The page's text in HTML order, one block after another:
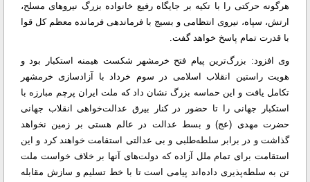
هرگونه حرکتی را با تکیه بر جایگاه رفیع خانواده بزرگ نیروهای مسلح،
ارتش، سپاه، نیروی انتظامی و بسیج با فرماندهی فرمانده معظم کل قوا
با قدرت تمام پاسخ خواهد گفت.
وی افزود: بزرگ‌ترین پیام فتح خرمشهر شکست هیمنه استکبار بود و
هویت راستین انقلاب اسلامی در سوم خرداد با آزادسازی خرمشهر
تکامل یافت و این حماسه بزرگ نشان داد که ملت ایران پرچم مبارزه با
استکبار جهانی را تا حضور در کنار بیرق عدالت‌خواهی انقلاب جهانی
حضرت مهدی (عج) و بسط عدالت در عالم هستی بر زمین نخواهد
گذاشت و در برابر سلطه‌طلبی و بی عدالتی استقامت خواهند کرد و این
استقامت برای تمام ملل آزاده که دولت‌های آنها بر خلاف خواست ملت
تن به سلطه‌پذیری داده‌‌اند پیامی است تا با خط تسلیم و سازش مقابله